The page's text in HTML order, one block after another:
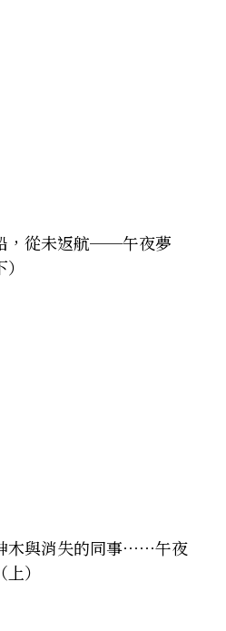
，從未返航──午夜夢
木與消失的同事⋯⋯午夜
）